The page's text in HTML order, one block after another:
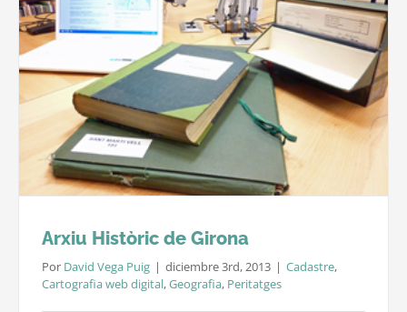
mides
a
la
de
Girona
Arxiu Històric de Girona
Por David Vega Puig | diciembre 3rd, 2013 | Cadastre,
Cartografia web digital,Geografia, Peritatges